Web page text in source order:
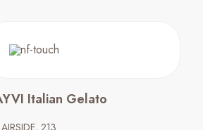
Italian Gelato
AIRSIDE, 213